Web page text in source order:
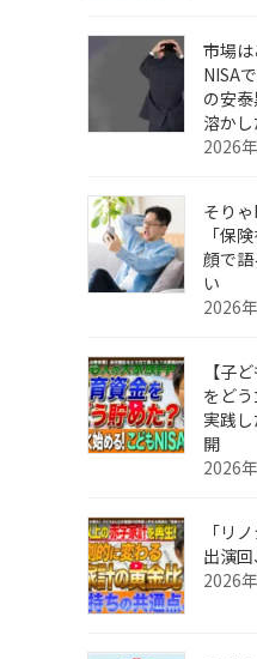
市場
NISA
の安
溶か
2026
そり
「保
顔で
い
2026
【子
をど
実践
開
2026
「リ
出演回
2026